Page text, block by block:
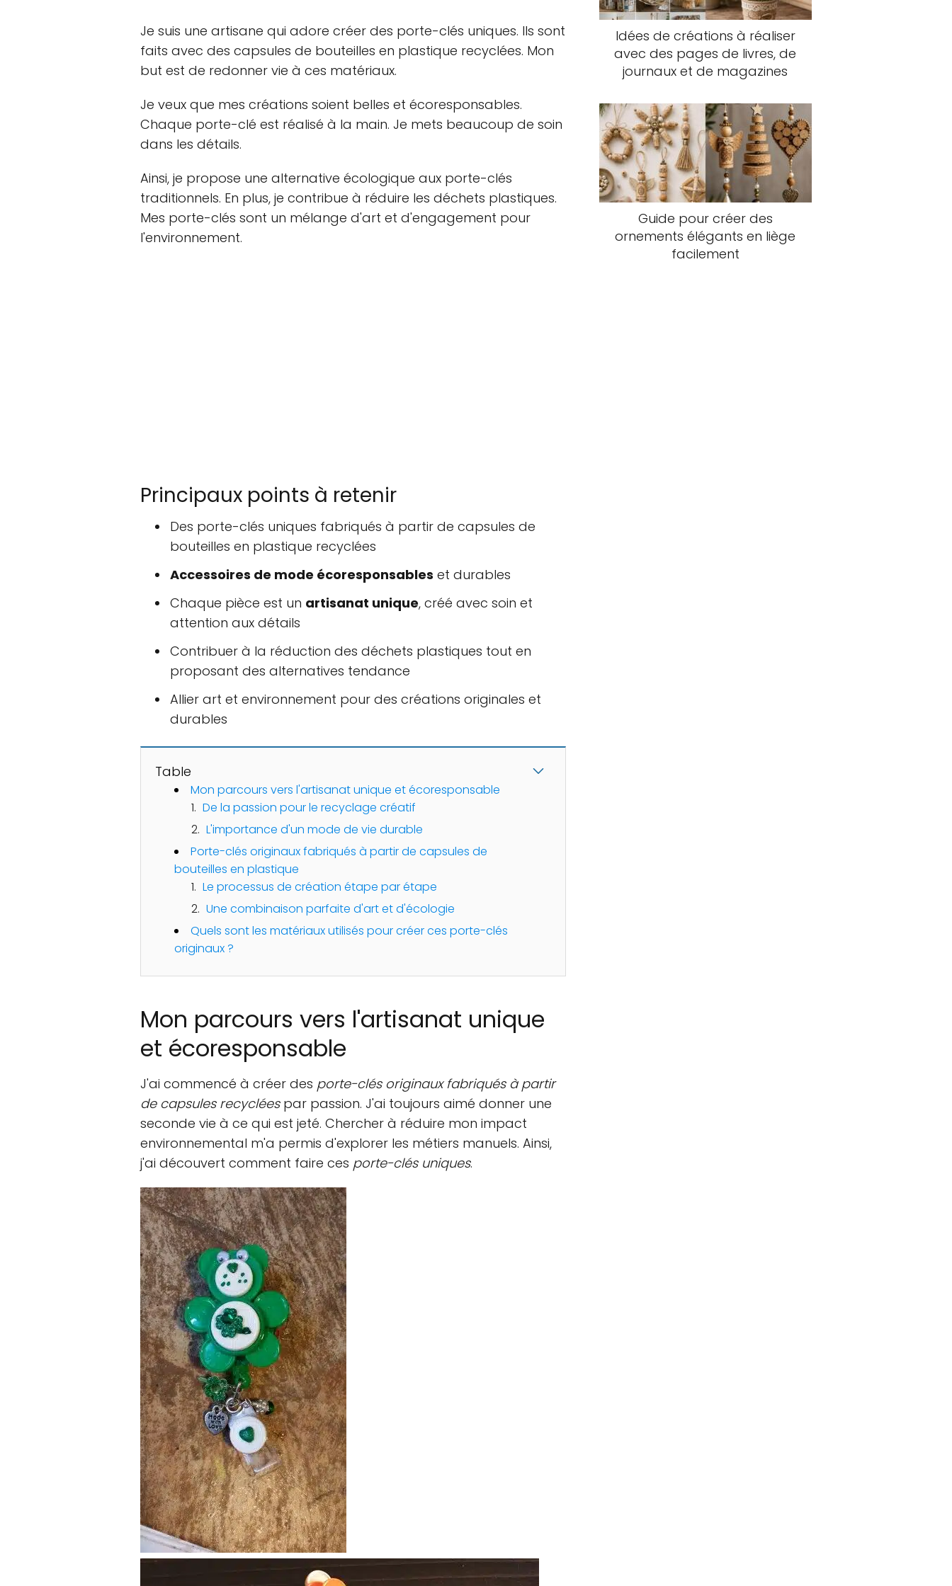
Je suis une artisane qui adore créer des porte-clés uniques. Ils sont
faits avec des capsules de bouteilles en plastique recyclées. Mon
but est de redonner vie à ces matériaux.
Je veux que mes créations soient belles et écoresponsables.
Chaque porte-clé est réalisé à la main. Je mets beaucoup de soin
dans les détails.
Ainsi, je propose une alternative écologique aux porte-clés
traditionnels. En plus, je contribue à réduire les déchets plastiques.
Mes porte-clés sont un mélange d'art et d'engagement pour
l'environnement.
Principaux points à retenir
Des porte-clés uniques fabriqués à partir de capsules de
bouteilles en plastique recyclées
Accessoires de mode écoresponsables et durables
Chaque pièce est un artisanat unique, créé avec soin et
attention aux détails
Contribuer à la réduction des déchets plastiques tout en
proposant des alternatives tendance
Allier art et environnement pour des créations originales et
durables
Table
Mon parcours vers l'artisanat unique et écoresponsable
De la passion pour le recyclage créatif
L'importance d'un mode de vie durable
Porte-clés originaux fabriqués à partir de capsules de
bouteilles en plastique
Le processus de création étape par étape
Une combinaison parfaite d'art et d'écologie
Quels sont les matériaux utilisés pour créer ces porte-clés
originaux ?
Mon parcours vers l'artisanat unique
et écoresponsable
J'ai commencé à créer des porte-clés originaux fabriqués à partir
de capsules recycléespar passion. J'ai toujours aimé donner une
seconde vie à ce qui est jeté. Chercher à réduire mon impact
environnemental m'a permis d'explorer les métiers manuels. Ainsi,
j'ai découvert comment faire ces porte-clés uniques.
Idées de créations à réaliser
avec des pages de livres, de
journaux et de magazines
Guide pour créer des
ornements élégants en liège
facilement